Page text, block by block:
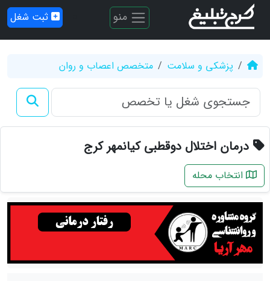
منو ثبت شغل
پزشکی و سلامت متخصص اعصاب و روان
درمان اختلال دوقطبی کیانمهر کرج
انتخاب محله